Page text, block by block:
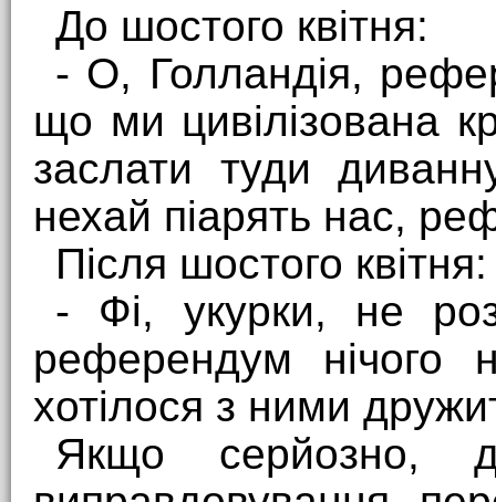
До шостого квітня:
- О, Голландія,
що ми цивілізована
заслати туди
нехай піарять нас,
Після шостого квітня:
- Фі, укурки, не
референдум
хотілося з ними
Якщо